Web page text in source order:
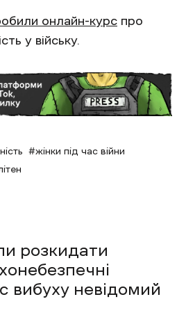
онлайн-курс про
у війську.
жінки під час війни
розкидати
вибуху невідомий